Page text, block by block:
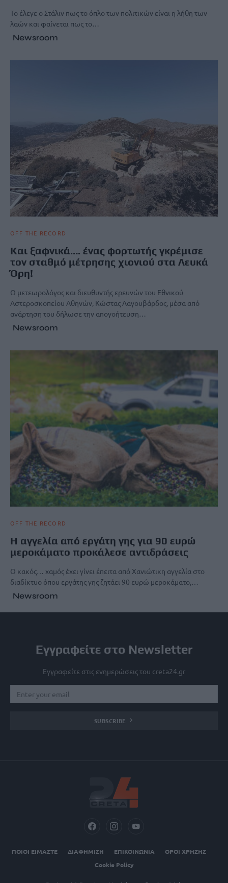
Το έλεγε ο Στάλιν πως το όπλο των πολιτικών είναι η λήθη των
λαών και φαίνεται πως το…
Newsroom
OFF THE RECORD
Και ξαφνικά…. ένας φορτωτής γκρέμισε
τον σταθμό μέτρησης χιονιού στα Λευκά
Όρη!
Ο μετεωρολόγος και διευθυντής ερευνών του Εθνικού
Αστεροσκοπείου Αθηνών, Κώστας Λαγουβάρδος, μέσα από
ανάρτηση του δήλωσε την απογοήτευση…
Newsroom
OFF THE RECORD
H αγγελία από εργάτη γης για 90 ευρώ
μεροκάματο προκάλεσε αντιδράσεις
Ο κακός… χαμός έχει γίνει έπειτα από Χανιώτικη αγγελία στο
διαδίκτυο όπου εργάτης γης ζητάει 90 ευρώ μεροκάματο,…
Newsroom
Εγγραφείτε στο Newsletter
Εγγραφείτε στις ενημερώσεις του creta24.gr
SUBSCRIBE
ΠΟΙΟΙ ΕΙΜΑΣΤΕ ΔΙΑΦΗΜΙΣΗ ΕΠΙΚΟΙΝΩΝΙΑ
ΟΡΟΙ ΧΡΗΣΗΣ
Cookie Policy